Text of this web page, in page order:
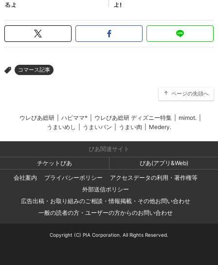
> コマース記事
ページの先頭へ
ウレぴあ総研 ハピママ* ウレぴあ総研 ディズニー特集 mimot.
うまいめし
うまいパン うまい肉 Medery.
ぴあ関連サイト
チケットぴあ
ぴあ(アプリ&Web)
会社案内
プライバシーポリシー
アクセスデータの利用・著作権等
外部送信ポリシー
広告出稿・お取り組みのご相談・情報掲載・その他お問い合わせ
一般の読者の方・ユーザーの方からのお問い合わせ
Copyright (C) PIA Corporation. All Rights Reserved.